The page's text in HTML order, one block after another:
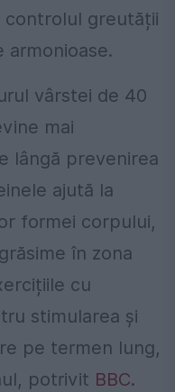
greutății
armonioase.
vârstei de 40
mai
lângă prevenirea
ajută la
formei corpului,
în zona
cu
stimularea și
pe termen lung,
potrivit BBC.